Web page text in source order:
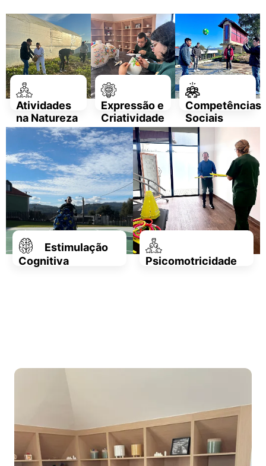
Atividades
na Natureza
Expressão e
Criatividade
Competências
Sociais
Estimulação
Cognitiva
Psicomotricidade